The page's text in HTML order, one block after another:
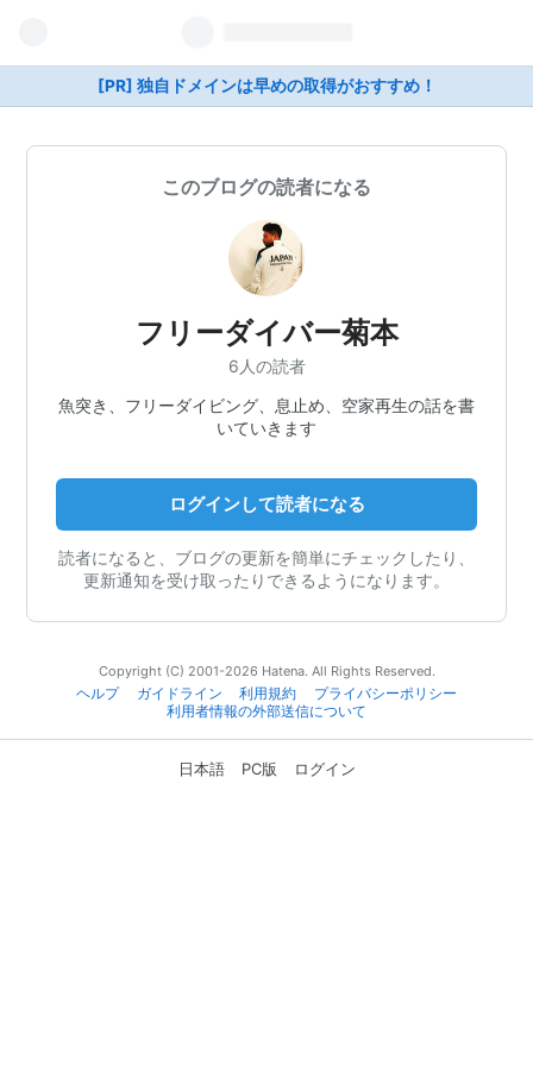
[PR] 独自ドメインは早めの取得がおすすめ！
このブログの読者になる
フリーダイバー菊本
6人の読者
魚突き、フリーダイビング、息止め、空家再生の話を書
いていきます
ログインして読者になる
読者になると、ブログの更新を簡単にチェックしたり、
更新通知を受け取ったりできるようになります。
Copyright (C) 2001-2026 Hatena. All Rights Reserved.
ヘルプ
ガイドライン 利用規約
プライバシーポリシー
利用者情報の外部送信について
日本語 PC版 ログイン